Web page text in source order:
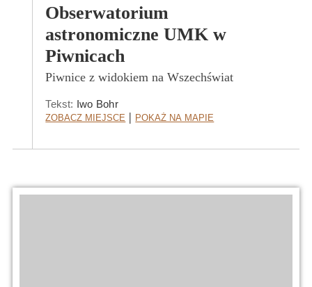
Obserwatorium
astronomiczne UMK w
Piwnicach
Piwnice z widokiem na Wszechświat
Tekst: Iwo Bohr
Zobacz Miejsce | Pokaż na mapie